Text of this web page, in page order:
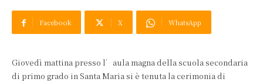
Facebook X WhatsApp
Giovedì mattina presso l’aula magna della scuola secondaria
di primo grado in Santa Maria si è tenuta la cerimonia di